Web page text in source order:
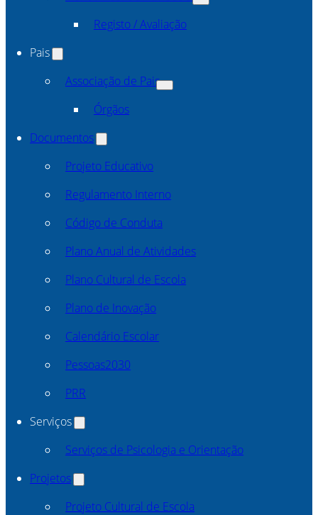
Registo / Avaliação
Pais
Associação de Pais
Órgãos
Documentos
Projeto Educativo
Regulamento Interno
Código de Conduta
Plano Anual de Atividades
Plano Cultural de Escola
Plano de Inovação
Calendário Escolar
Pessoas2030
PRR
Serviços
Serviços de Psicologia e Orientação
Projetos
Projeto Cultural de Escola